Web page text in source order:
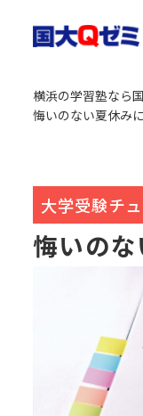
横浜の学習塾なら
悔いのない夏休み
大学受験チ
悔いの